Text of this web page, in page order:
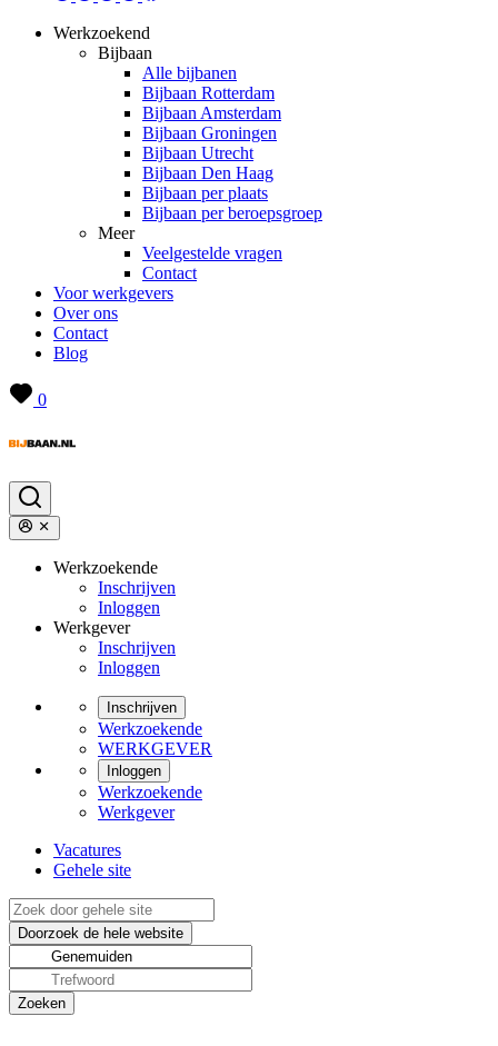
Werkzoekend
Bijbaan
Alle bijbanen
Bijbaan Rotterdam
Bijbaan Amsterdam
Bijbaan Groningen
Bijbaan Utrecht
Bijbaan Den Haag
Bijbaan per plaats
Bijbaan per beroepsgroep
Meer
Veelgestelde vragen
Contact
Voor werkgevers
Over ons
Contact
Blog
0
Werkzoekende
Inschrijven
Inloggen
Werkgever
Inschrijven
Inloggen
Inschrijven
Werkzoekende
WERKGEVER
Inloggen
Werkzoekende
Werkgever
Vacatures
Gehele site